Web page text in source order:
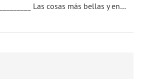
Las cosas más bellas y en…